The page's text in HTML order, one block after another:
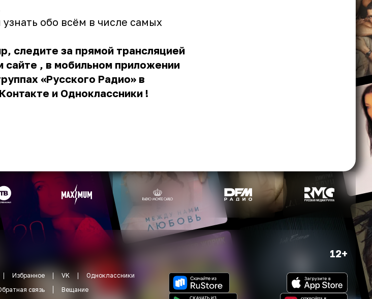
обо всём в числе самых
следите за прямой трансляцией
сайте , в мобильном приложении
«Русского Радио» в
и Одноклассники !
12+
Избранное VK
Одноклассники
связь Вещание